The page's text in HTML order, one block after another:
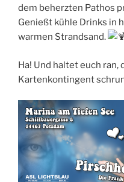
dem beherzten Pathos
Genießt kühle Drinks in
warmen Strandsand.
Ha! Und haltet euch ran,
Kartenkontingent